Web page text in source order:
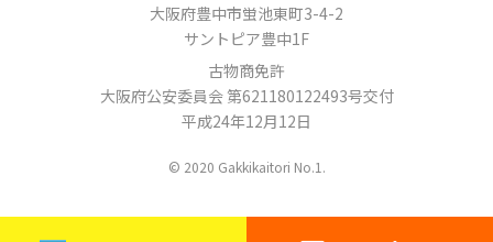
大阪府豊中市蛍池東町3-4-2
サントピア豊中1F
古物商免許
大阪府公安委員会 第621180122493号交付
平成24年12月12日
© 2020 Gakkikaitori No.1.